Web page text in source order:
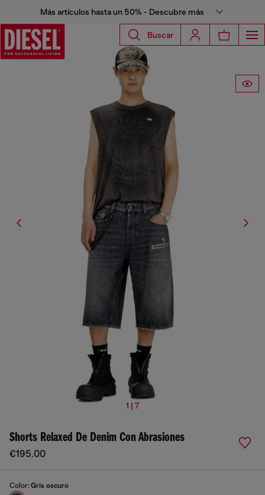
Más artículos hasta un 50% - Descubre más
Buscar
1 | 7
Shorts Relaxed De Denim Con Abrasiones
€195.00
Color: Gris oscuro